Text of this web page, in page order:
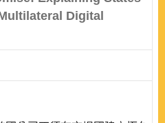
Digital